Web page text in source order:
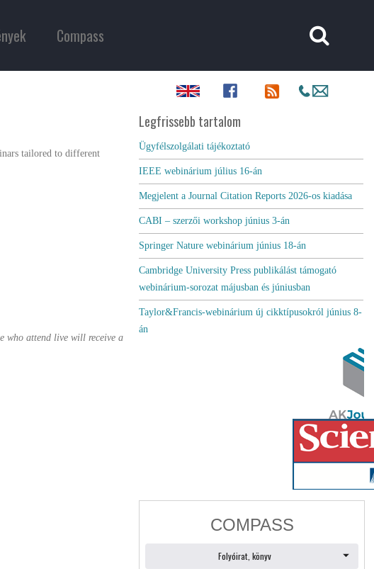
Compass
tailored to different
who attend live will receive a
Legfrissebb tartalom
Ügyfélszolgálati tájékoztató
IEEE webinárium július 16-án
Megjelent a Journal Citation Reports 2026-os kiadása
CABI – szerzői workshop június 3-án
Springer Nature webinárium június 18-án
Cambridge University Press publikálást támogató
webinárium-sorozat májusban és júniusban
Taylor&Francis-webinárium új cikktípusokról június 8-
án